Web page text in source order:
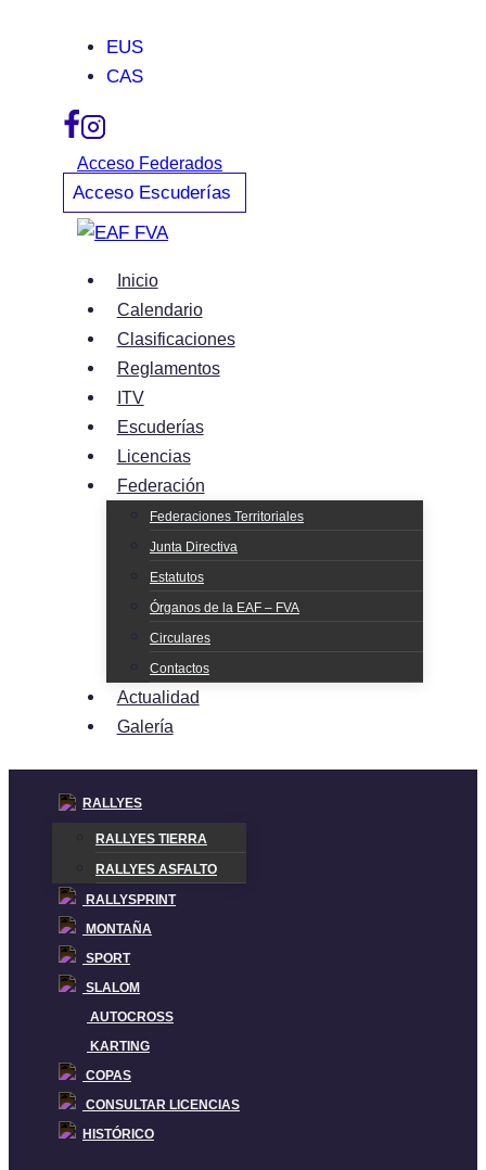
EUS
CAS
Acceso Federados
Acceso Escuderías
Inicio
Calendario
Clasificaciones
Reglamentos
ITV
Escuderías
Licencias
Federación
Federaciones Territoriales
Junta Directiva
Estatutos
Órganos de la EAF – FVA
Circulares
Contactos
Actualidad
Galería
RALLYES
RALLYES TIERRA
RALLYES ASFALTO
RALLYSPRINT
MONTAÑA
SPORT
SLALOM
AUTOCROSS
KARTING
COPAS
CONSULTAR LICENCIAS
HISTÓRICO